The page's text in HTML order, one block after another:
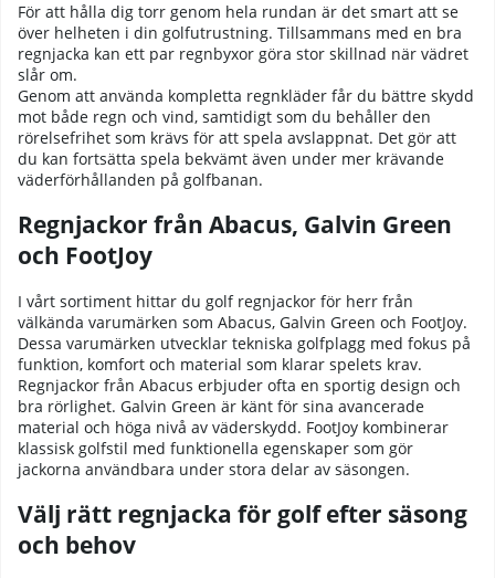
För att hålla dig torr genom hela rundan är det smart att se
över helheten i din golfutrustning. Tillsammans med en bra
regnjacka kan ett par regnbyxor göra stor skillnad när vädret
slår om.
Genom att använda kompletta regnkläder får du bättre skydd
mot både regn och vind, samtidigt som du behåller den
rörelsefrihet som krävs för att spela avslappnat. Det gör att
du kan fortsätta spela bekvämt även under mer krävande
väderförhållanden på golfbanan.
Regnjackor från Abacus, Galvin Green
och FootJoy
I vårt sortiment hittar du golf regnjackor för herr från
välkända varumärken som Abacus, Galvin Green och FootJoy.
Dessa varumärken utvecklar tekniska golfplagg med fokus på
funktion, komfort och material som klarar spelets krav.
Regnjackor från Abacus erbjuder ofta en sportig design och
bra rörlighet. Galvin Green är känt för sina avancerade
material och höga nivå av väderskydd. FootJoy kombinerar
klassisk golfstil med funktionella egenskaper som gör
jackorna användbara under stora delar av säsongen.
Välj rätt regnjacka för golf efter säsong
och behov